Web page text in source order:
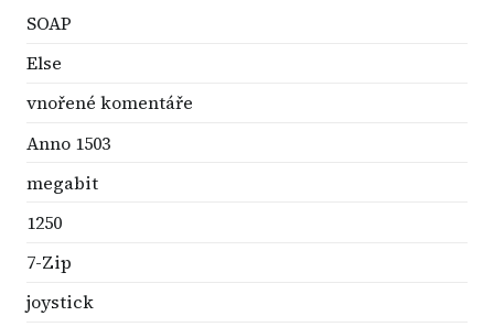
SOAP
Else
vnořené komentáře
Anno 1503
megabit
1250
7-Zip
joystick